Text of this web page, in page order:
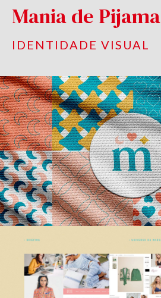
Mania de Pijama
IDENTIDADE VISUAL